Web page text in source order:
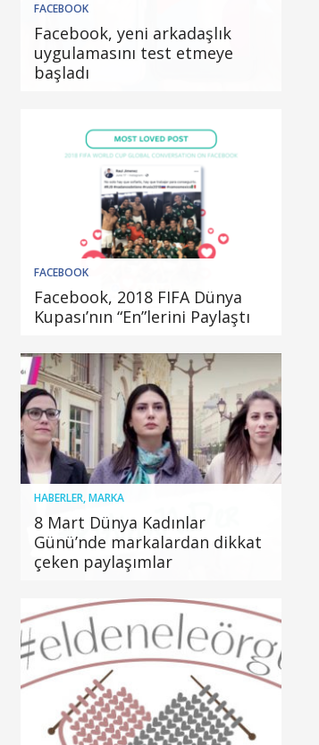
FACEBOOK
Facebook, yeni arkadaşlık
uygulamasını test etmeye
başladı
FACEBOOK
Facebook, 2018 FIFA Dünya
Kupası’nın “En”lerini Paylaştı
HABERLER,MARKA
8 Mart Dünya Kadınlar
Günü’nde markalardan dikkat
çeken paylaşımlar